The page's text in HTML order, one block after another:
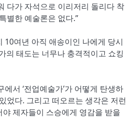
다가 자석으로 이리저리 돌리다 착
별한 예술론은 없다.”
10여년 아직 애송이인 나에게 당시
의 태도는 너무나 충격적이고 쇼킹
서 ‘전업예술가’가 어떻게 탄생하
었다. 그리고 떠오르는 생각은 저런
제자들이 스승에게 영감을 받을